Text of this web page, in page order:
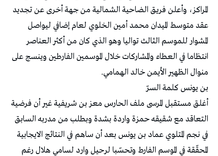
المراكز، وأعلن فريق الضاحية الشمالية من جهة أخرى عن تجديد
عقد متوسط الميدان محمد أمين الخلوي لعام إضافي ليواصل
المشوار للموسم الثالث تواليا وهو الذي كان من أكثر العناصر
انتظاما في العطاء والمشاركات خلال الموسمين الفارطين وينسج على
منوال الظهير الأيمن خالد الهمامي.
بن يونس كلمة السرّ
أغلق مستقبل المرسى ملف الحارس معز بن شريفية غير أن فرضية
التعاقد مع شقيقه حمزة واردة بشدة وبطلب من مدربه السابق
في نجم المتلوي عماد بن يونس بعد أن ساهم في النتائج الايجابية
المحقّقة في الموسم الفارط وتحسّبا لرحيل وارد لسامي هلال رغم